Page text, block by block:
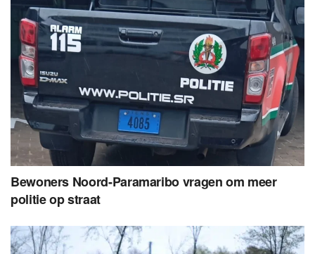
Bewoners Noord-Paramaribo vragen om meer
politie op straat